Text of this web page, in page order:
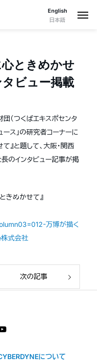
English
日本語
心ときめかせ
ビュー掲載
（つくばエキスポセンタ
ース」の研究者コーナーに
』と題して、大阪・関西
のインタビュー記事が掲
きめかせて』
万博が描く
式会社
次の記事
について